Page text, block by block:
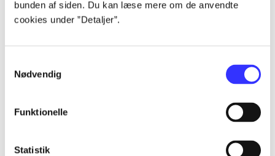
bunden af siden. Du kan læse mere om de anvendte
cookies under ”Detaljer”.
Nødvendig
Funktionelle
Statistik
Alle registrerede artikler fordelt på udgivelser